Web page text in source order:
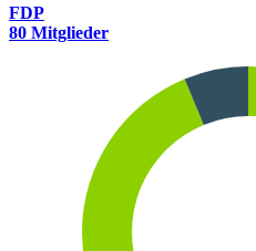
FDP
80 Mitglieder